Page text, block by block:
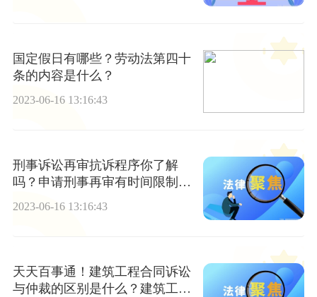
国定假日有哪些？劳动法第四十
条的内容是什么？
2023-06-16 13:16:43
刑事诉讼再审抗诉程序你了解
吗？申请刑事再审有时间限制
2023-06-16 13:16:43
天天百事通！建筑工程合同诉讼
与仲裁的区别是什么？建筑工程